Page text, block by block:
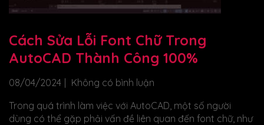
Cách Sửa Lỗi Font Chữ Trong
AutoCAD Thành Công 100%
08/04/2024
Không có bình luận
Trong quá trình làm việc với AutoCAD, một số người
dùng có thể gặp phải vấn đề liên quan đến font chữ, như